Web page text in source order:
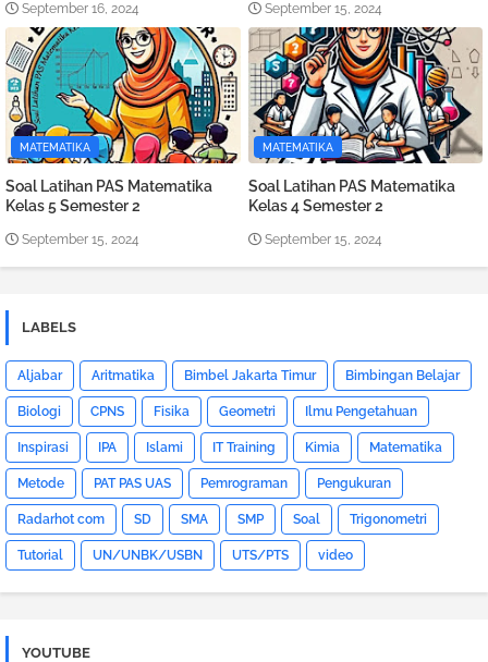
September 16, 2024 September 15, 2024
MATEMATIKA
Soal Latihan PAS Matematika
Kelas 5 Semester 2
September 15, 2024
MATEMATIKA
Soal Latihan PAS Matematika
Kelas 4 Semester 2
September 15, 2024
LABELS
Aljabar Aritmatika Bimbel Jakarta Timur Bimbingan Belajar
Biologi CPNS Fisika Geometri Ilmu Pengetahuan
Inspirasi IPA Islami IT Training Kimia Matematika
Metode PAT PAS UAS Pemrograman Pengukuran
Radarhot com SD SMA SMP Soal Trigonometri
Tutorial UN/UNBK/USBN UTS/PTS video
YOUTUBE